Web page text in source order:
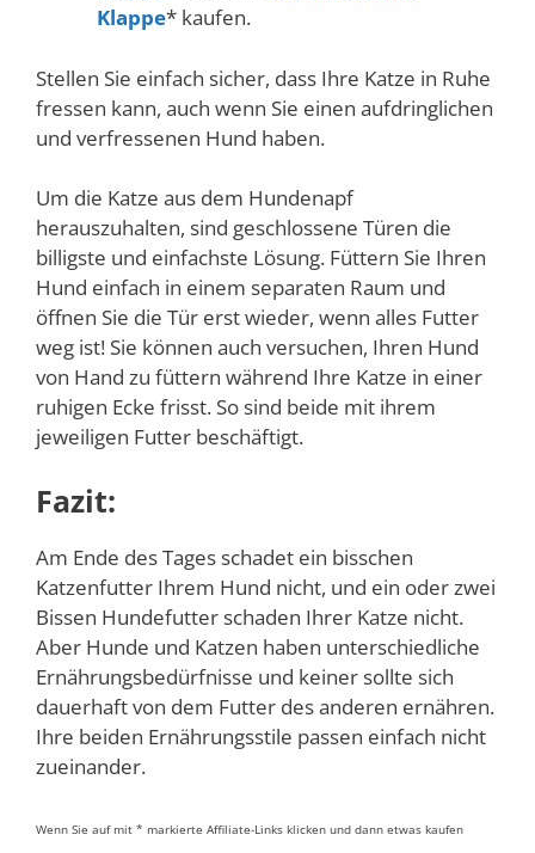
Klappe* kaufen.
Stellen Sie einfach sicher, dass Ihre Katze in Ruhe
fressen kann, auch wenn Sie einen aufdringlichen
und verfressenen Hund haben.
Um die Katze aus dem Hundenapf
herauszuhalten, sind geschlossene Türen die
billigste und einfachste Lösung. Füttern Sie Ihren
Hund einfach in einem separaten Raum und
öffnen Sie die Tür erst wieder, wenn alles Futter
weg ist! Sie können auch versuchen, Ihren Hund
von Hand zu füttern während Ihre Katze in einer
ruhigen Ecke frisst. So sind beide mit ihrem
jeweiligen Futter beschäftigt.
Fazit:
Am Ende des Tages schadet ein bisschen
Katzenfutter Ihrem Hund nicht, und ein oder zwei
Bissen Hundefutter schaden Ihrer Katze nicht.
Aber Hunde und Katzen haben unterschiedliche
Ernährungsbedürfnisse und keiner sollte sich
dauerhaft von dem Futter des anderen ernähren.
Ihre beiden Ernährungsstile passen einfach nicht
zueinander.
Wenn Sie auf mit * markierte Affiliate-Links klicken und dann etwas kaufen